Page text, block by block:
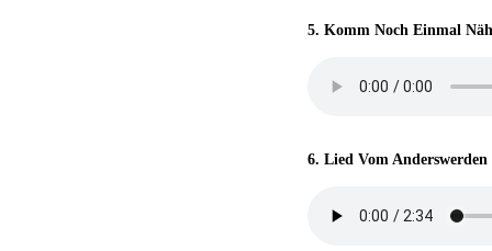
5. Komm Noch Einmal
6. Lied Vom Anderswerden